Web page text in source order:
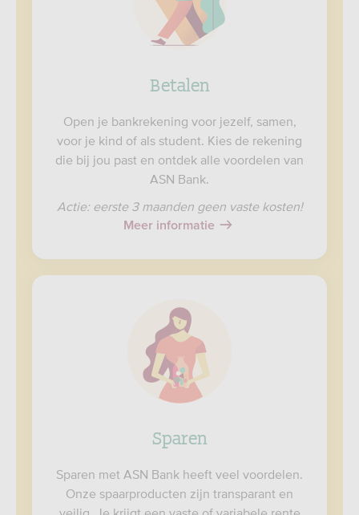
Betalen
Open je bankrekening voor jezelf, samen,
voor je kind of als student. Kies de rekening
die bij jou past en ontdek alle voordelen van
ASN Bank.
Actie: eerste 3 maanden geen vaste kosten!
Meer informatie
Sparen
Sparen met ASN Bank heeft veel voordelen.
Onze spaarproducten zijn transparant en